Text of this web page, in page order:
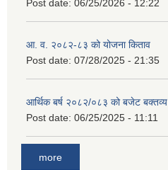
Post date: 06/25/2026 - 12:22
आ. व. २०८२-८३ को योजना किताव
Post date: 07/28/2025 - 21:35
आर्थिक बर्ष २०८२/०८३ को बजेट बक्तव्य
Post date: 06/25/2025 - 11:11
more